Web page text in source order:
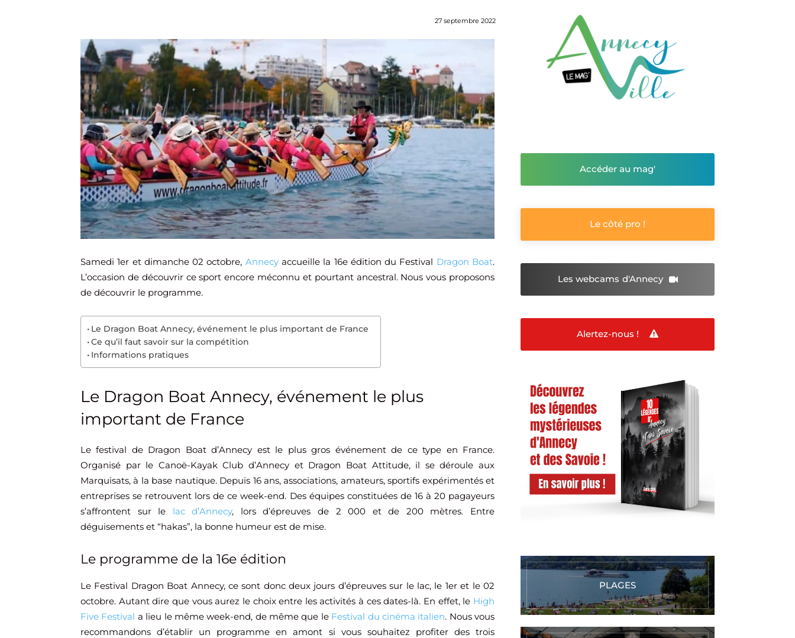
27 septembre 2022
Samedi 1er et dimanche 02 octobre, Annecyaccueille la 16e édition du Festival Dragon Boat.
L’occasion de découvrir ce sport encore méconnu et pourtant ancestral. Nous vous proposons
de découvrir le programme.
Le Dragon Boat Annecy, événement le plus important de France
Ce qu’il faut savoir sur la compétition
Informations pratiques
Le Dragon Boat Annecy, événement le plus
important de France
Le festival de Dragon Boat d’Annecy est le plus gros événement de ce type en France.
Organisé par le Canoë-Kayak Club d’Annecy et Dragon Boat Attitude, il se déroule aux
Marquisats, à la base nautique. Depuis 16 ans, associations, amateurs, sportifs expérimentés et
entreprises se retrouvent lors de ce week-end. Des équipes constituées de 16 à 20 pagayeurs
s’affrontent sur le lac d’Annecy, lors d’épreuves de 2 000 et de 200 mètres. Entre
déguisements et “hakas”, la bonne humeur est de mise.
Le programme de la 16e édition
Le Festival Dragon Boat Annecy, ce sont donc deux jours d’épreuves sur le lac, le 1er et le 02
octobre. Autant dire que vous aurez le choix entre les activités à ces dates-là. En effet, le High
Five Festival a lieu le même week-end, de même que le Festival du cinéma italien. Nous vous
recommandons d’établir un programme en amont si vous souhaitez profiter des trois
Accéder au mag'
Le côté pro !
Les webcams d'Annecy
Alertez-nous !
PLAGES